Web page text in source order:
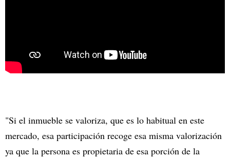
"Si el inmueble se valoriza, que es lo habitual en este
mercado, esa participación recoge esa misma valorización
ya que la persona es propietaria de esa porción de la